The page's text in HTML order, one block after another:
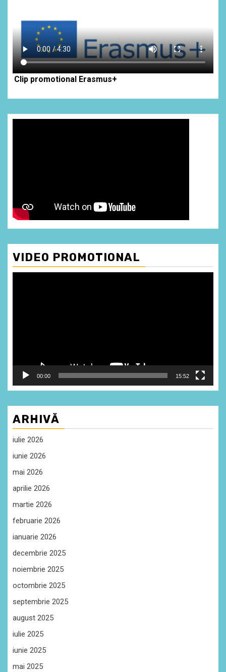
Clip promotional Erasmus+
VIDEO PROMOTIONAL
00:00 15:52
ARHIVĂ
iulie 2026
iunie 2026
mai 2026
aprilie 2026
martie 2026
februarie 2026
ianuarie 2026
decembrie 2025
noiembrie 2025
octombrie 2025
septembrie 2025
august 2025
iulie 2025
iunie 2025
mai 2025